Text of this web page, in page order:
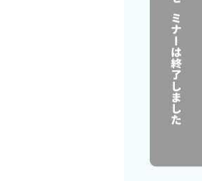
セミナーは終了しました